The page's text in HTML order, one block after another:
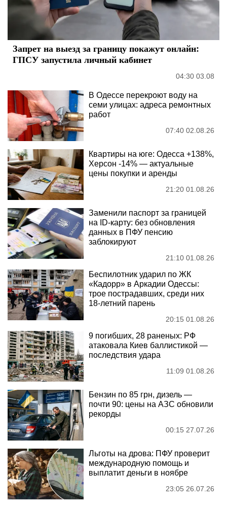
Запрет на выезд за границу покажут онлайн:
ГПСУ запустила личный кабинет
04:30 03.08
В Одессе перекроют воду на
семи улицах: адреса ремонтных
работ
07:40 02.08.26
Квартиры на юге: Одесса +138%,
Херсон -14% — актуальные
цены покупки и аренды
21:20 01.08.26
Заменили паспорт за границей
на ID-карту: без обновления
данных в ПФУ пенсию
заблокируют
21:10 01.08.26
Беспилотник ударил по ЖК
«Кадорр» в Аркадии Одессы:
трое пострадавших, среди них
18-летний парень
20:15 01.08.26
9 погибших, 28 раненых: РФ
атаковала Киев баллистикой —
последствия удара
11:09 01.08.26
Бензин по 85 грн, дизель —
почти 90: цены на АЗС обновили
рекорды
00:15 27.07.26
Льготы на дрова: ПФУ проверит
международную помощь и
выплатит деньги в ноябре
23:05 26.07.26